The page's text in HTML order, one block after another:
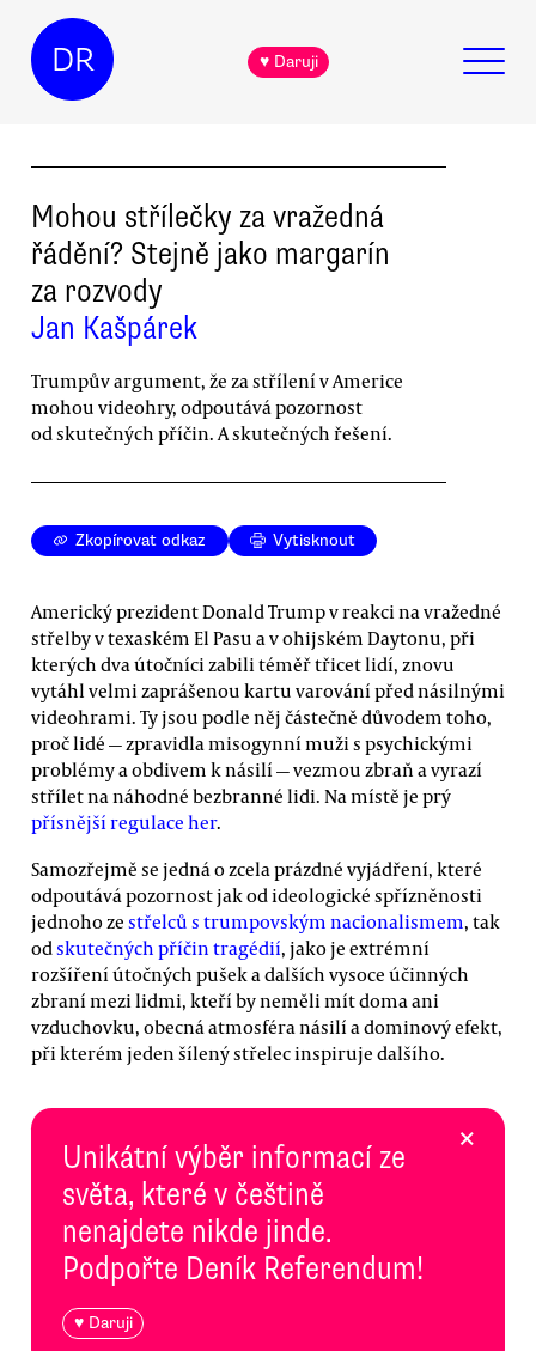
DR ♥ Daruji
Mohou střílečky za vražedná
řádění? Stejně jako margarín
za rozvody
Jan Kašpárek
Trumpův argument, že za střílení v Americe
mohou videohry, odpoutává pozornost
od skutečných příčin. A skutečných řešení.
Zkopírovat odkaz Vytisknout
Americký prezident Donald Trump v reakci na vražedné
střelby v texaském El Pasu a v ohijském Daytonu, při
kterých dva útočníci zabili téměř třicet lidí, znovu
vytáhl velmi zaprášenou kartu varování před násilnými
videohrami. Ty jsou podle něj částečně důvodem toho,
proč lidé — zpravidla misogynní muži s psychickými
problémy a obdivem k násilí — vezmou zbraň a vyrazí
střílet na náhodné bezbranné lidi. Na místě je prý
přísnější regulace her.
Samozřejmě se jedná o zcela prázdné vyjádření, které
odpoutává pozornost jak od ideologické spřízněnosti
jednoho ze střelců s trumpovským nacionalismem, tak
od skutečných příčin tragédií, jako je extrémní
rozšíření útočných pušek a dalších vysoce účinných
zbraní mezi lidmi, kteří by neměli mít doma ani
vzduchovku, obecná atmosféra násilí a dominový efekt,
při kterém jeden šílený střelec inspiruje dalšího.
Unikátní výběr informací ze
světa, které v češtině
nenajdete nikde jinde.
Podpořte Deník Referendum!
♥ Daruji
×